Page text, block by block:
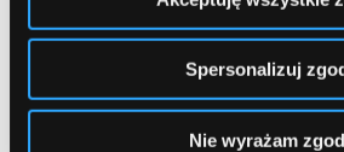
Spersonalizuj
Nie wyrażam
kwiecień 2017
marzec 2017